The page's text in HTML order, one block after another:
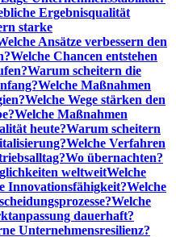
Ergebnisqualität
starke
Ansätze verbessern den
Welche Chancen entstehen
Warum scheitern die
Welche Maßnahmen
Welche Wege stärken den
Welche Maßnahmen
heute?Warum scheitern
Welche Verfahren
Wo übernachten?
weltweitWelche
Innovationsfähigkeit?Welche
Welche
dauerhaft?
Unternehmensresilienz?